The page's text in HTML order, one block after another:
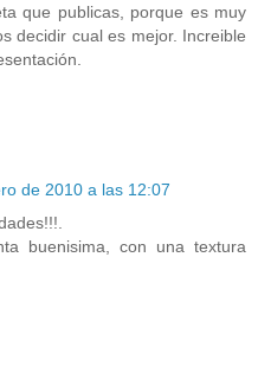
que publicas, porque es muy
decidir cual es mejor. Increible
de 2010 a las 12:07
buenisima, con una textura